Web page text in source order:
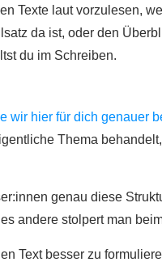
Texte laut vorzulesen,
da ist, oder den
du im Schreiben.
wir hier für dich genauer
Thema
genau diese
andere stolpert man
Text besser zu